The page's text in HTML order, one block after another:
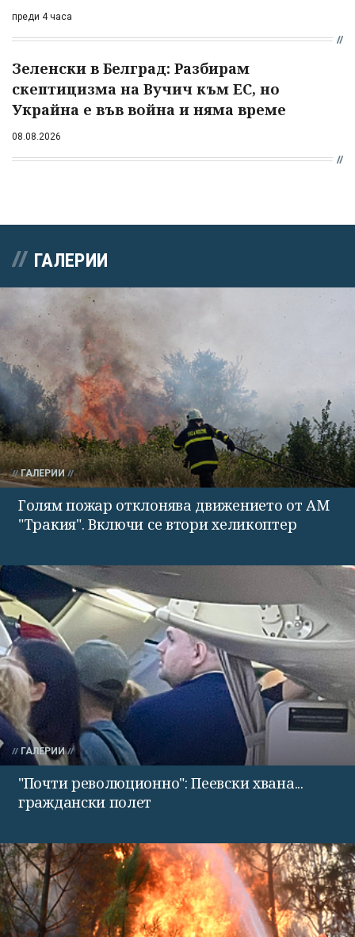
преди 4 часа
Зеленски в Белград: Разбирам
скептицизма на Вучич към ЕС, но
Украйна е във война и няма време
08.08.2026
ГАЛЕРИИ
ГАЛЕРИИ
Голям пожар отклонява движението от АМ
"Тракия". Включи се втори хеликоптер
ГАЛЕРИИ
"Почти революционно": Пеевски хвана...
граждански полет